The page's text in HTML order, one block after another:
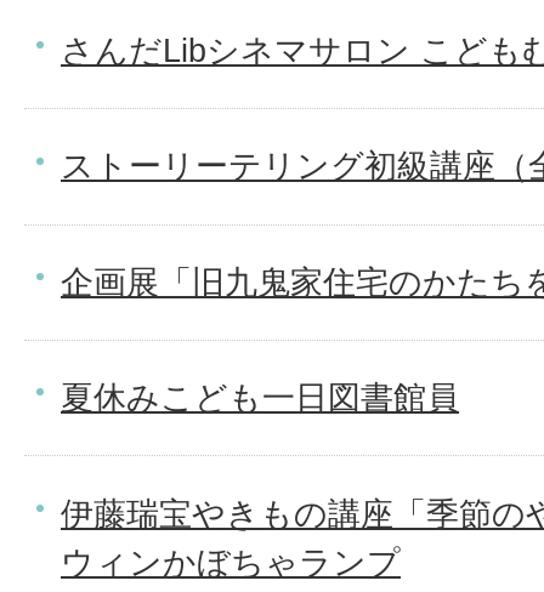
さんだLibシネマサロン こども
ストーリーテリング初級講座（
企画展「旧九鬼家住宅のかたち
夏休みこども一日図書館員
伊藤瑞宝やきもの講座「季節
ウィンかぼちゃランプ